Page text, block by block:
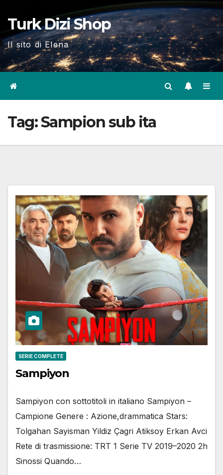
Skip
content
Turk Dizi Shop
Il sito di Elena
Tag:Sampion sub ita
SERIE COMPLETE
Sampiyon
Sampiyon con sottotitoli in italiano Sampiyon –
Campione Genere : Azione,drammatica Stars:
Tolgahan Sayisman Yildiz Çagri Atiksoy Erkan Avci
Rete di trasmissione: TRT 1 Serie TV 2019–2020 2h
Sinossi Quando…